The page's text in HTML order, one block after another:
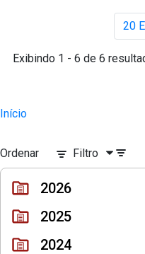
20
Exibindo 1 - 6 de 6
Início
Ordenar Filtro
2026
2025
2024